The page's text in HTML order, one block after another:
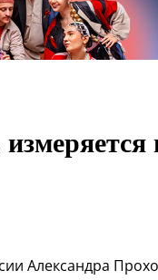
Александра